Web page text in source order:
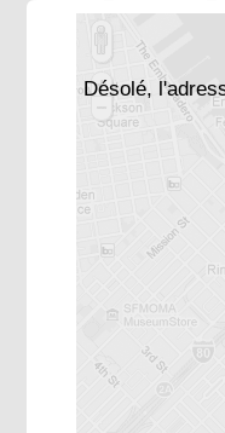
Désolé,